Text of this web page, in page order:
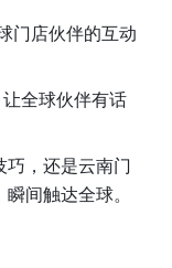
门店伙伴的互动
全球伙伴有话
巧，还是云南门
间触达全球。